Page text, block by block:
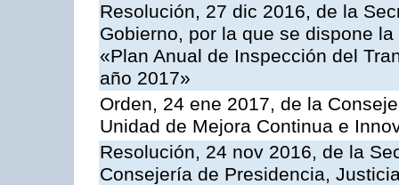
Resolución, 27 dic 2016, de la
Gobierno, por la que se dispone
«Plan Anual de Inspección del
año 2017»
Orden, 24 ene 2017, de la
Unidad de Mejora Continua e
Resolución, 24 nov 2016, de la
Consejería de Presidencia,